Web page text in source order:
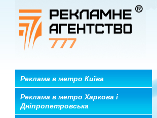
Реклама в метро Київа
Реклама в метро Харкова і
Дніпропетровська